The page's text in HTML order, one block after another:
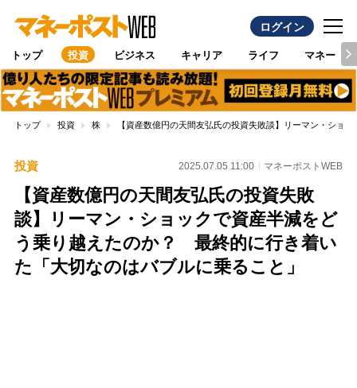
ログイン
トップ 投資 ビジネス キャリア ライフ マネー
トップ 投資 株 【資産数億円の天間友弘氏の投資失敗談】リーマン・シ
投資 2025.07.05 11:00 マネーポストWEB
【資産数億円の天間友弘氏の投資失敗
談】リーマン・ショックで資産半減をど
う乗り越えたのか？ 最終的に行き着い
た「大切なのはバブルに乗ること」